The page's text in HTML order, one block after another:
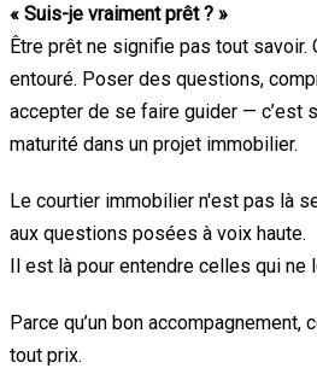
« Suis-je vraiment prêt ? »
Être prêt ne signifie pas tout savoir.
entouré. Poser des questions,
accepter de se faire guider — c’est
maturité dans un projet immobilier.
Le courtier immobilier n'est pas là
aux questions posées à voix haute.
Il est là pour entendre celles qui ne
Parce qu’un bon accompagnement,
tout prix.